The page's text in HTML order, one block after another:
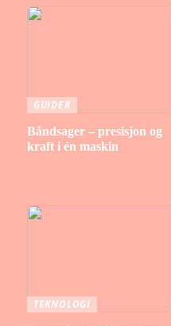
GUIDER
Båndsager – presisjon og
kraft i én maskin
TEKNOLOGI